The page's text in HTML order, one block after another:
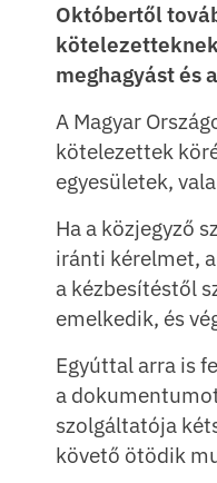
Októbertől
meghagyást és
A Magyar
kötelezettek
egyesületek,
Ha a közjegyző
iránti kérelmet,
a kézbesítéstől
emelkedik, és
Egyúttal arra is
a
szolgáltatója
követő ötödik